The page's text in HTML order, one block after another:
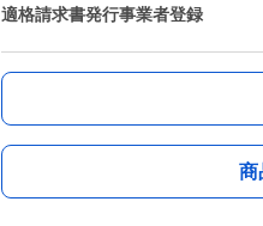
適格請求書発行事業者登録
商